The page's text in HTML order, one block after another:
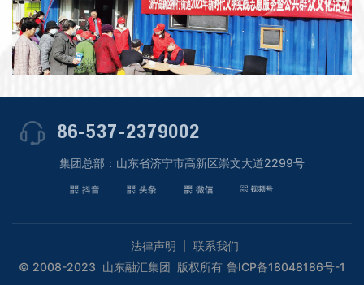
86-537-2379002
集团总部：山东省济宁市高新区崇文大道2299号
法律声明
联系我们
© 2008-2023 山东融汇集团 版权所有 鲁ICP备18048186号-1